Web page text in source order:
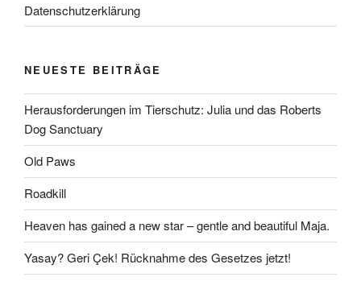
Datenschutzerklärung
NEUESTE BEITRÄGE
Herausforderungen im Tierschutz: Julia und das Roberts
Dog Sanctuary
Old Paws
Roadkill
Heaven has gained a new star – gentle and beautiful Maja.
Yasay? Geri Çek! Rücknahme des Gesetzes jetzt!